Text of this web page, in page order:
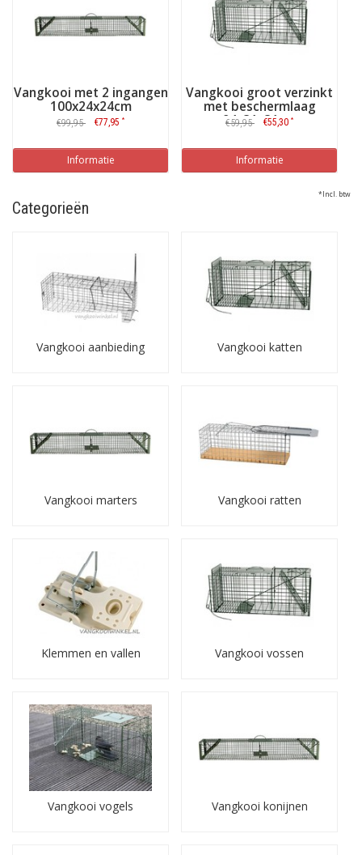
Vangkooi met 2 ingangen
100x24x24cm
€99,95 €77,95 *
Informatie
Vangkooi groot verzinkt
met beschermlaag
94x31x31cm
€59,95 €55,30 *
Informatie
*Incl. btw
Categorieën
Vangkooi aanbieding Vangkooi katten
Vangkooi marters Vangkooi ratten
Klemmen en vallen Vangkooi vossen
Vangkooi vogels Vangkooi konijnen